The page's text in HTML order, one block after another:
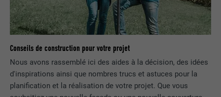
Conseils de construction pour votre projet
Nous avons rassemblé ici des aides à la décision, des idées
d'inspirations ainsi que nombres trucs et astuces pour la
planification et la réalisation de votre projet. Que vous
FOURNISSEUR LinkedIn
UTILITÉ
Est utilisé pour suivre l'utilisateur sur
plusieurs sites Internet afin d'afficher de
la publicité adaptée aux préférences de
l'utilisateur.